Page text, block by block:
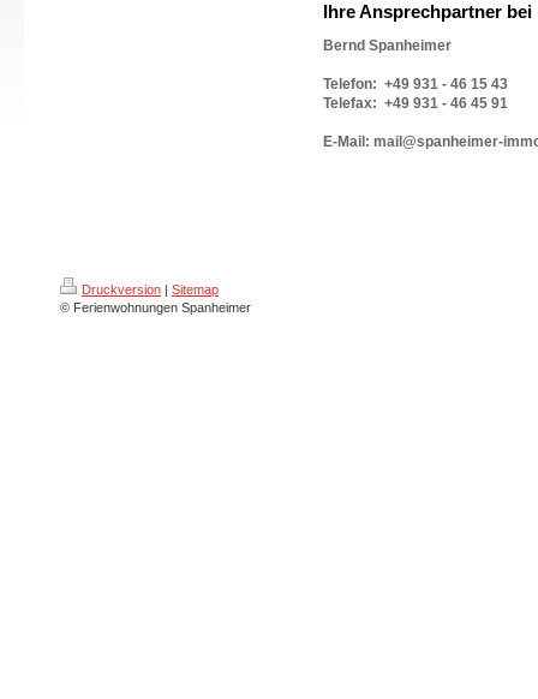
Ihre Ansprechpartner
Bernd Spanheimer
Telefon: +49 931 - 46 15 43
Telefax: +49 931 - 46 45 91
E-Mail: mail@spanheimer-
Druckversion | Sitemap
© Ferienwohnungen Spanheimer